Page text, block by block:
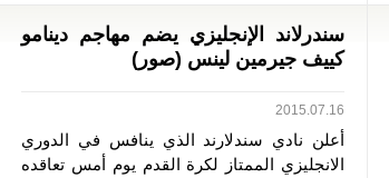
سندرلاند الإنجليزي يضم مهاجم دينامو
كييف جيرمين لينس (صور)
2015.07.16
أعلن نادي سندلارند الذي ينافس في الدوري
الانجليزي الممتاز لكرة القدم يوم أمس تعاقده